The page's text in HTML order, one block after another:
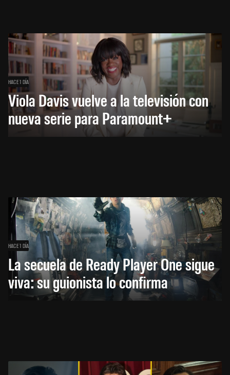
HACE 1 DÍA
Viola Davis vuelve a la televisión con
nueva serie para Paramount+
HACE 1 DÍA
La secuela de Ready Player One sigue
viva: su guionista lo confirma